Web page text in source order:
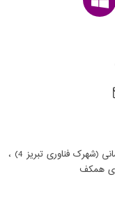
دفتر مرکزی : تبریز - شهرک صنعتی سردار قاسم سلیمانی (شهرک فناوری تبریز 4) ،